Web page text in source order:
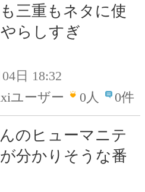
三重もネタに使
らしすぎ
日 18:32
ユーザー
0人 0件
のヒューマニテ
分かりそうな番